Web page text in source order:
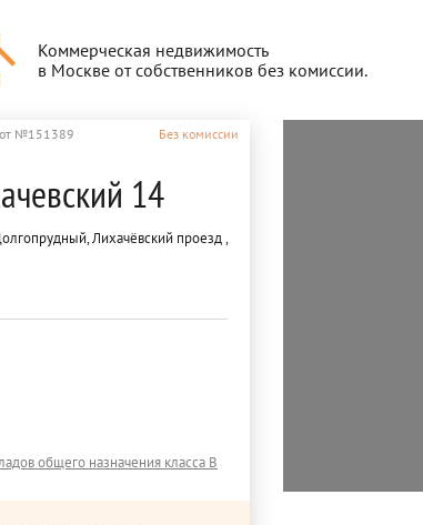
Коммерческая недвижимость
в Москве от собственников без комиссии.
№151389 Без комиссии
14
Лихачёвский проезд ,
общего назначения класса B